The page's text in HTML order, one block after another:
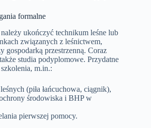
formalne
ukończyć technikum leśne lub
związanych z leśnictwem,
gospodarką przestrzenną. Coraz
studia podyplomowe. Przydatne
m.in.:
(piła łańcuchowa, ciągnik),
środowiska i BHP w
pierwszej pomocy.